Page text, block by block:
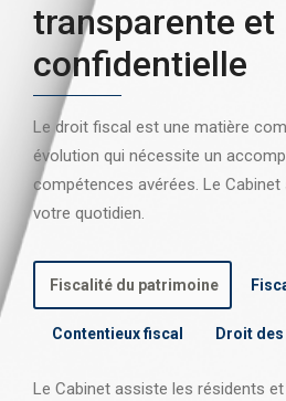
transparente et
confidentielle
Le droit fiscal est une matière
évolution qui nécessite un
compétences avérées. Le
votre quotidien.
Fiscalité du patrimoine
Contentieux fiscal Droit
Le Cabinet assiste les résidents